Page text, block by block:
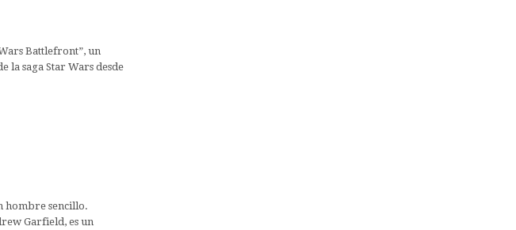
Battlefront”, un
saga Star Wars desde
hombre sencillo.
Garfield, es un